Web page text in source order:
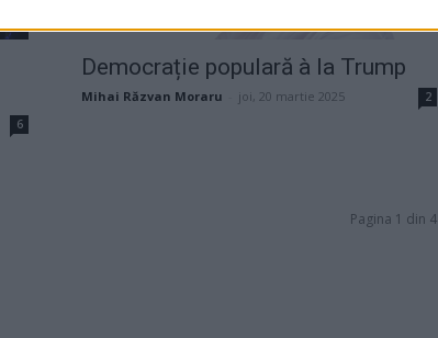
6
Democrație populară à la Trump
Mihai Răzvan Moraru joi, 20 martie 2025 2
Pagina 1 din 4